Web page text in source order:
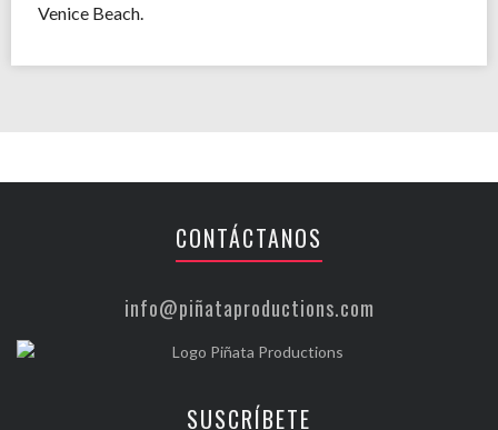
Venice Beach.
CONTÁCTANOS
info@piñataproductions.com
SUSCRÍBETE